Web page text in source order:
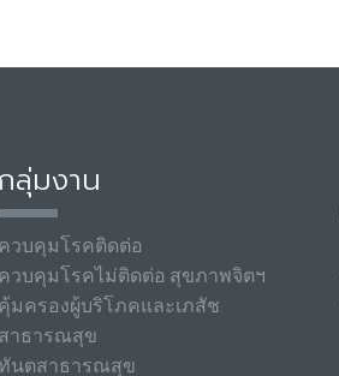
กลุ่มงาน
ควบคุมโรคติดต่อ
ควบคุมโรคไม่ติดต่อ สุขภาพจิตฯ
คุ้มครองผู้บริโภคและเภสัช
สาธารณสุข
นตสาธารณสุข